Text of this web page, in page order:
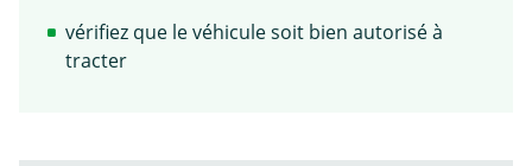
vérifiez que le véhicule soit bien autorisé à
tracter